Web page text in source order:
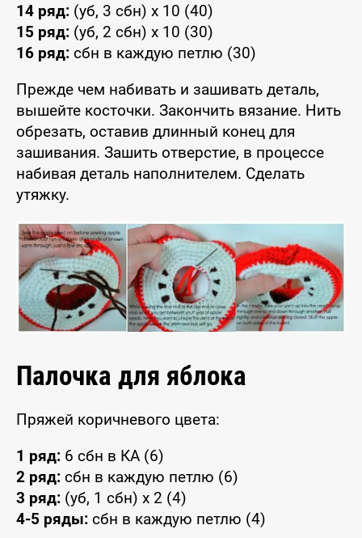
14 ряд: (уб, 3 сбн) x 10 (40)
15 ряд: (уб, 2 сбн) x 10 (30)
16 ряд: сбн в каждую петлю (30)
Прежде чем набивать и зашивать деталь,
вышейте косточки. Закончить вязание. Нить
обрезать, оставив длинный конец для
зашивания. Зашить отверстие, в процессе
набивая деталь наполнителем. Сделать
утяжку.
Палочка для яблока
Пряжей коричневого цвета:
1 ряд: 6 сбн в КА (6)
2 ряд: сбн в каждую петлю (6)
3 ряд: (уб, 1 сбн) x 2 (4)
4-5 ряды: сбн в каждую петлю (4)